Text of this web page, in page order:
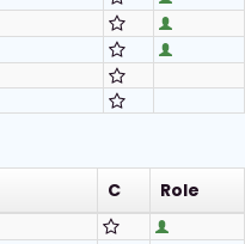
C Role